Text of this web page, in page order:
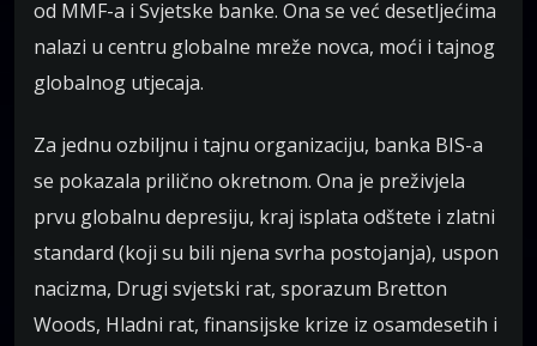
od MMF-a i Svjetske banke. Ona se već desetljećima
nalazi u centru globalne mreže novca, moći i tajnog
globalnog utjecaja.
Za jednu ozbiljnu i tajnu organizaciju, banka BIS-a
se pokazala prilično okretnom. Ona je preživjela
prvu globalnu depresiju, kraj isplata odštete i zlatni
standard (koji su bili njena svrha postojanja), uspon
nacizma, Drugi svjetski rat, sporazum Bretton
Woods, Hladni rat, finansijske krize iz osamdesetih i